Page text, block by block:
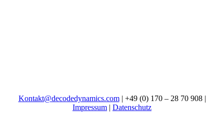
Kontakt@decodedynamics.com| +49 (0) 170 – 28 70 908 |
Impressum | Datenschutz